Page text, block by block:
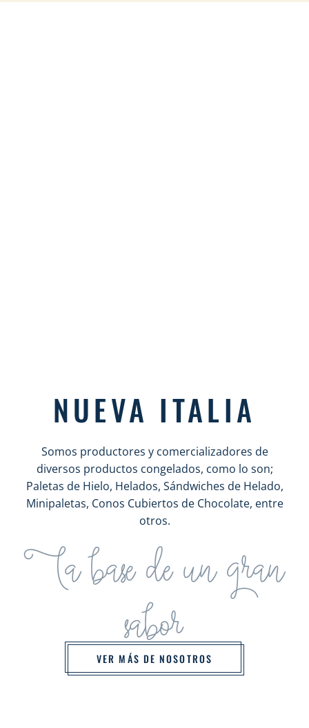
NUEVA ITALIA
Somos productores y comercializadores de
diversos productos congelados, como lo son;
Paletas de Hielo, Helados, Sándwiches de Helado,
Minipaletas, Conos Cubiertos de Chocolate, entre
otros.
La base de un gran
sabor
VER MÁS DE NOSOTROS